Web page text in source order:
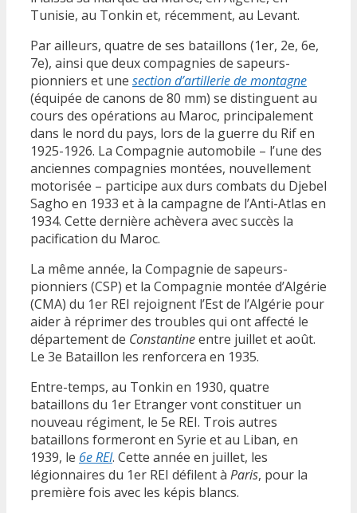
Tunisie, au Tonkin et, récemment, au Levant.
Par ailleurs, quatre de ses bataillons (1er, 2e, 6e,
7e), ainsi que deux compagnies de sapeurs-
pionniers et une section d’artillerie de montagne
(équipée de canons de 80 mm) se distinguent au
cours des opérations au Maroc, principalement
dans le nord du pays, lors de la guerre du Rif en
1925-1926. La Compagnie automobile – l’une des
anciennes compagnies montées, nouvellement
motorisée – participe aux durs combats du Djebel
Sagho en 1933 et à la campagne de l’Anti-Atlas en
1934. Cette dernière achèvera avec succès la
pacification du Maroc.
La même année, la Compagnie de sapeurs-
pionniers (CSP) et la Compagnie montée d’Algérie
(CMA) du 1er REI rejoignent l’Est de l’Algérie pour
aider à réprimer des troubles qui ont affecté le
département de Constantineentre juillet et août.
Le 3e Bataillon les renforcera en 1935.
Entre-temps, au Tonkin en 1930, quatre
bataillons du 1er Etranger vont constituer un
nouveau régiment, le 5e REI. Trois autres
bataillons formeront en Syrie et au Liban, en
1939, le 6e REI. Cette année en juillet, les
légionnaires du 1er REI défilent à Paris, pour la
première fois avec les képis blancs.